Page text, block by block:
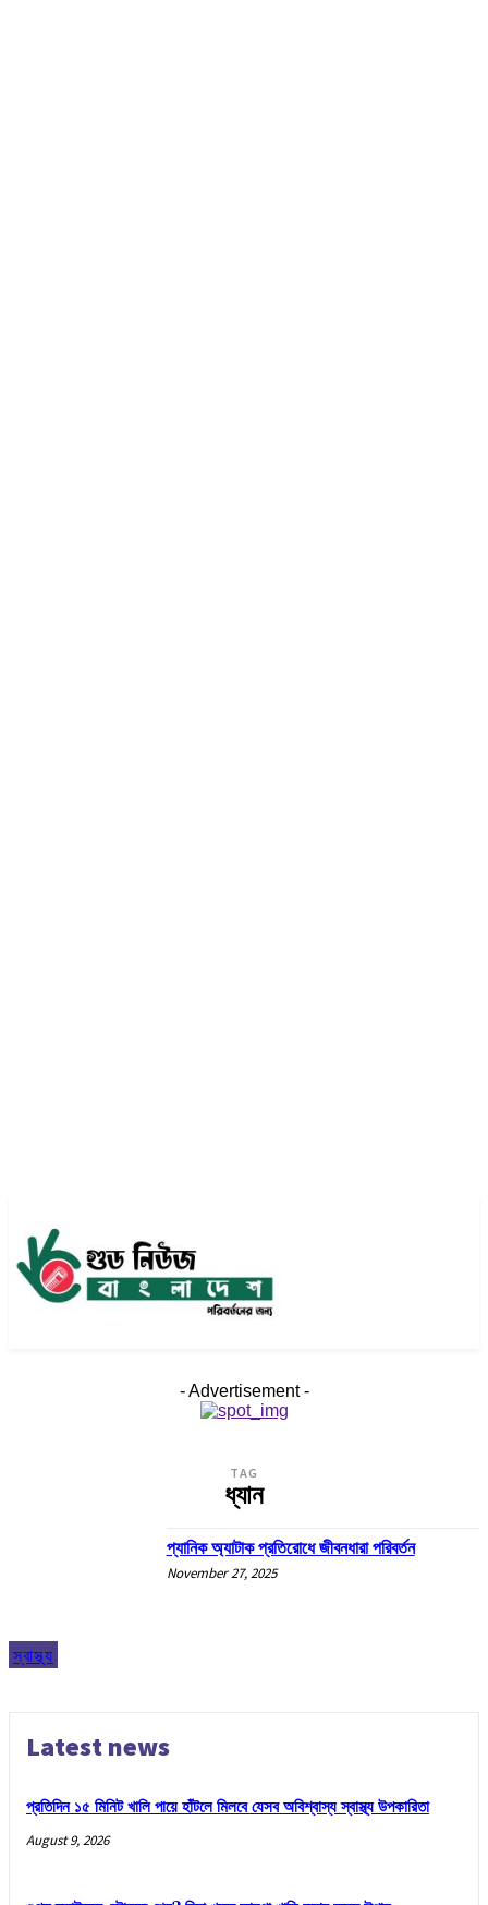
- Advertisement -
TAG
ধ্যান
স্বাস্থ্য
প্যানিক অ্যাটাক প্রতিরোধে জীবনধারা পরিবর্তন
November 27, 2025
Latest news
প্রতিদিন ১৫ মিনিট খালি পায়ে হাঁটলে মিলবে যেসব অবিশ্বাস্য স্বাস্থ্য উপকারিতা
August 9, 2026